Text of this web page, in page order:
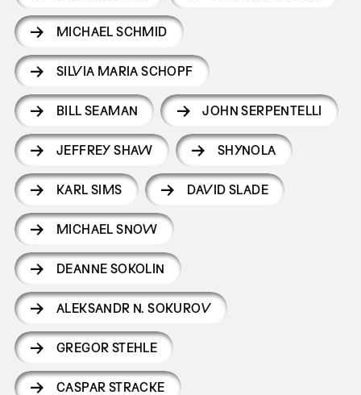
MICHAEL SCHMID
SILVIA MARIA SCHOPF
BILL SEAMAN JOHN SERPENTELLI
JEFFREY SHAW SHYNOLA
KARL SIMS DAVID SLADE
MICHAEL SNOW
DEANNE SOKOLIN
ALEKSANDR N. SOKUROV
GREGOR STEHLE
CASPAR STRACKE